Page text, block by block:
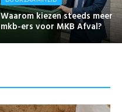
Waarom kiezen steeds meer
mkb-ers voor MKB Afval?